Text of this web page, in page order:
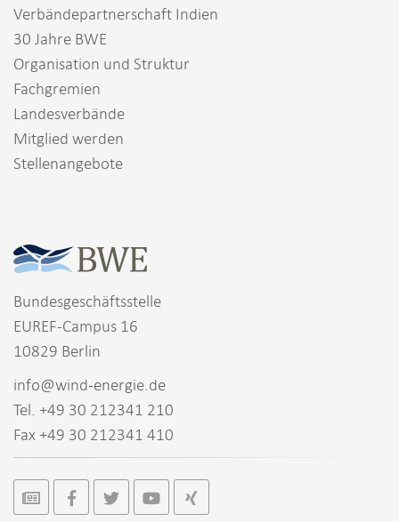
Verbändepartnerschaft Indien
30 Jahre BWE
Organisation und Struktur
Fachgremien
Landesverbände
Mitglied werden
Stellenangebote
Bundesgeschäftsstelle
EUREF-Campus 16
10829 Berlin
info@wind-energie.de
Tel. +49 30 212341 210
Fax +49 30 212341 410